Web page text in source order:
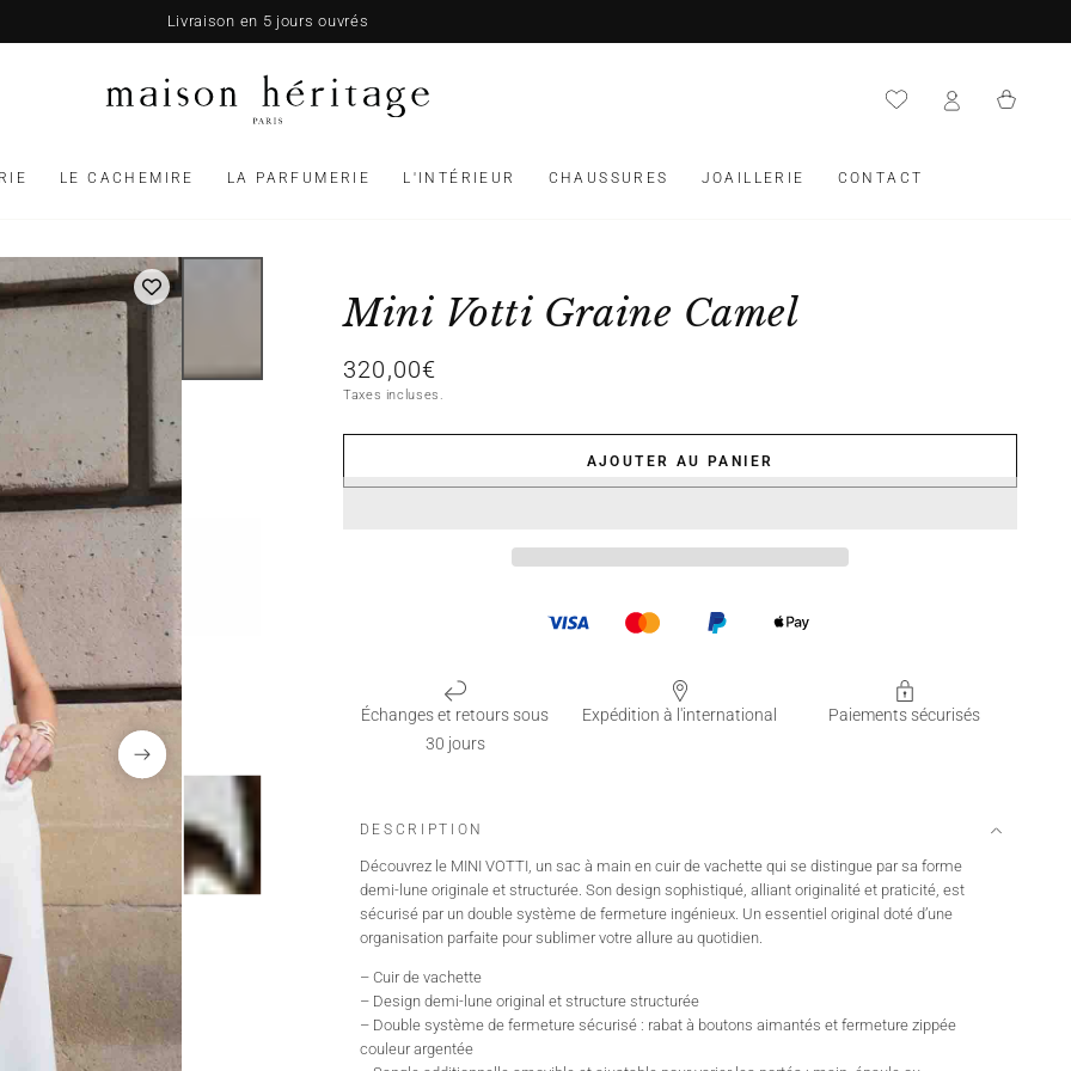
Livraison en 5 jours ouvrés
LE CACHEMIRE LA PARFUMERIE L'INTÉRIEUR CHAUSSURES JOAILLERIE CONTACT
Panier
Mini Votti Graine Camel
Prix
normal
320,00€
Taxes incluses.
AJOUTER AU PANIER
Échanges et retours sous
30 jours
Expédition à l'international Paiements sécurisés
DESCRIPTION
Découvrez le MINI VOTTI, un sac à main en cuir de vachette qui se distingue par sa forme
demi-lune originale et structurée. Son design sophistiqué, alliant originalité et praticité, est
sécurisé par un double système de fermeture ingénieux. Un essentiel original doté d’une
organisation parfaite pour sublimer votre allure au quotidien.
– Cuir de vachette
– Design demi-lune original et structure structurée
– Double système de fermeture sécurisé : rabat à boutons aimantés et fermeture zippée
couleur argentée